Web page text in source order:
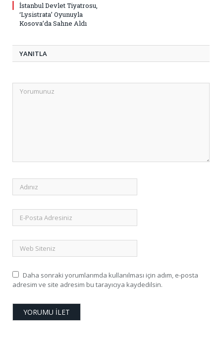
İstanbul Devlet Tiyatrosu,
‘Lysistrata’ Oyunuyla
Kosova’da Sahne Aldı
YANITLA
Daha sonraki yorumlarımda kullanılması için adım, e-posta
adresim ve site adresim bu tarayıcıya kaydedilsin.